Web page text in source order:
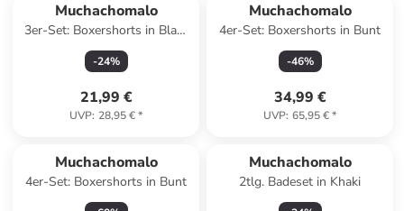
Muchachomalo
3er-Set: Boxershorts in Blau/
Rot/ Rosa
-24%
21,99 €
UVP: 28,95 €*
Muchachomalo
4er-Set: Boxershorts in Bunt
-46%
34,99 €
UVP: 65,95 €*
Muchachomalo
4er-Set: Boxershorts in Bunt
Muchachomalo
2tlg. Badeset in Khaki